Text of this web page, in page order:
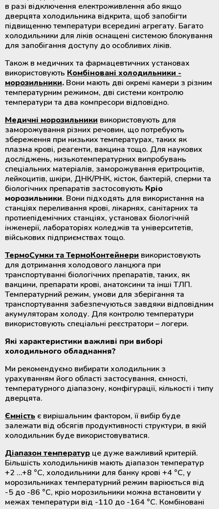
в разі відключення електроживлення або якщо
дверцята холодильника відкрита, щоб запобігти
підвищенню температури всередині агрегату. Багато
холодильники для ліків оснащені системою блокування
для запобігання доступу до особливих ліків.
Також в медичних та фармацевтичних установах
використовують Комбіновані холодильники -
морозильники. Вони мають дві окремі камери з різним
температурним режимом, дві системи контролю
температури та два компресори відповідно.
Медичні морозильники використовують для
заморожування різних речовин, що потребують
збереження при низьких температурах, таких як
плазма крові, реагенти, вакцина тощо. Для наукових
досліджень, низькотемпературних випробувань
спеціальних матеріалів, заморожування еритроцитів,
лейкоцитів, шкіри, ДНК/РНК, кісток, бактерій, сперми та
біологічних препаратів застосовують Кріо
морозильники. Вони підходять для використання на
станціях переливання крові, лікарнях, санітарних та
протиепідемічних станціях, установах біологічній
інженерії, лабораторіях коледжів та університетів,
військових підприємствах тощо.
ТермоСумки та ТермоКонтейнери використовують
для дотримання холодового ланцюга при
транспортуванні біологічних препаратів, таких, як
вакцини, препарати крові, анатоксини та інші ТЛП.
Температурний режим, умови для зберігання та
транспортування забезпечуються завдяки відповідним
акумуляторам холоду. Для контролю температури
використовують спеціальні реєстратори – логери.
Які характеристики важливі при виборі
холодильного обладнання?
Ми рекомендуємо вибирати холодильник з
урахуванням його області застосування, ємності,
температурного діапазону, конфігурації, кількості і типу
дверцята.
Ємність є вирішальним фактором, її вибір буде
залежати від обсягів продуктивності структури, в якій
холодильник буде використовуватися.
Діапазон температур це дуже важливий критерій.
Більшість холодильників мають діапазон температур
+2 …+8 °C, холодильники для банку крові +4 °C, у
морозильниках температурний режим варіюється від
-5 до -86 °C, кріо морозильники можна встановити у
межах температури від -110 до -164 °C. Комбіновані